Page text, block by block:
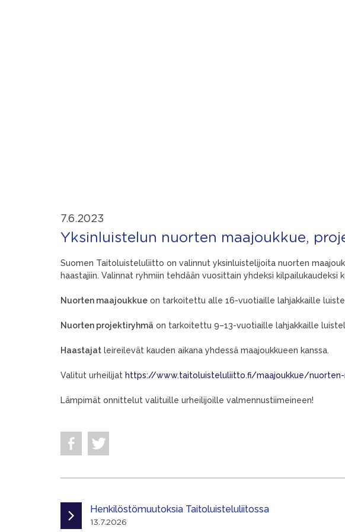
7.6.2023
Yksinluistelun nuorten maajoukkue,
Suomen Taitoluisteluliitto on valinnut yksinluistelijoita nuorten
haastajiin. Valinnat ryhmiin tehdään vuosittain yhdeksi kilpailukaudeksi
Nuorten maajoukkue on tarkoitettu alle 16-vuotiaille lahjakkaille
Nuorten projektiryhmä on tarkoitettu 9–13-vuotiaille lahjakkaille
Haastajat leireilevät kauden aikana yhdessä maajoukkueen kanssa.
Valitut urheilijat https://www.taitoluisteluliitto.fi/maajoukkue/
Lämpimät onnittelut valituille urheilijoille valmennustiimeineen!
Henkilöstömuutoksia Taitoluisteluliitossa
13.7.2026